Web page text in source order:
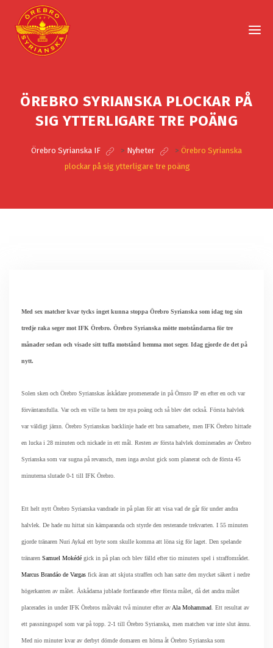
ÖREBRO SYRIANSKA PLOCKAR PÅ
SIG YTTERLIGARE TRE POÄNG
Örebro Syrianska IF > Nyheter > Örebro Syrianska
plockar på sig ytterligare tre poäng
Med sex matcher kvar tycks inget kunna stoppa Örebro Syrianska som idag tog sin
tredje raka seger mot IFK Örebro. Örebro Syrianska mötte motståndarna för tre
månader sedan och visade sitt tuffa motstånd hemma mot seger. Idag gjorde de det på
nytt.
Solen sken och Örebro Syrianskas åskådare promenerade in på Örnsro IP en efter en och var
förväntansfulla. Var och en ville ta hem tre nya poäng och så blev det också. Första halvlek
var väldigt jämn. Örebro Syrianskas backlinje hade ett bra samarbete, men IFK Örebro hittade
en lucka i 28 minuten och nickade in ett mål. Resten av första halvlek dominerades av Örebro
Syrianska som var sugna på revansch, men inga avslut gick som planerat och de första 45
minuterna slutade 0-1 till IFK Örebro.
Ett helt nytt Örebro Syrianska vandrade in på plan för att visa vad de går för under andra
halvlek. De hade nu hittat sin kämparanda och styrde den resterande trekvarten. I 55 minuten
gjorde tränaren Nuri Aykal ett byte som skulle komma att löna sig för laget. Den spelande
tränaren Samuel Mokédé gick in på plan och blev fälld efter tio minuters spel i straffområdet.
Marcus Brandáo de Vargas fick äran att skjuta straffen och han satte den mycket säkert i nedre
högerkanten av målet. Åskådarna jublade fortfarande efter första målet, då det andra målet
placerades in under IFK Örebros målvakt två minuter efter av Ala Mohammad . Ett resultat av
ett passningsspel som var på topp. 2-1 till Örebro Syrianska, men matchen var inte slut ännu.
Med nio minuter kvar av derbyt dömde domaren en hörna åt Örebro Syrianska som